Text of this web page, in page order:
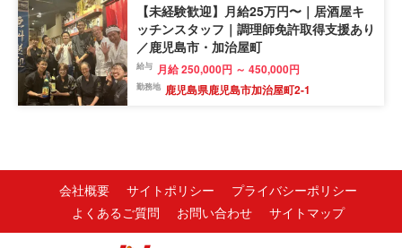
【未経験歓迎】月給25万円〜｜居酒屋キ
ッチンスタッフ｜調理師免許取得支援あり
／鹿児島市・加治屋町
給与 月給 250,000円 ～ 450,000円
勤務地 鹿児島県鹿児島市加治屋町2-1
会社概要 サイトポリシー
プライバシーポリシー
よくあるご質問
お問い合わせ サイトマップ